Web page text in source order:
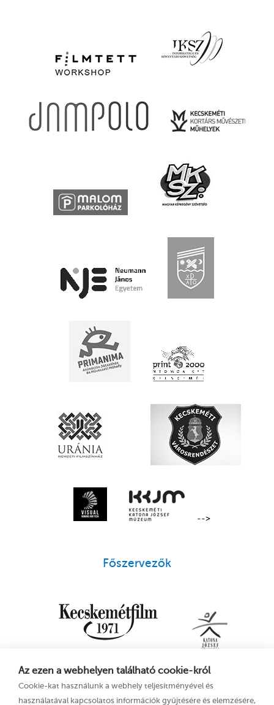
Az ezen a webhelyen található cookie-król
Cookie-kat használunk a webhely teljesítményével és
használatával kapcsolatos információk gyűjtésére és elemzésére,
-->
Főszervezők